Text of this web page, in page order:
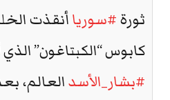
ثورة#سورياأنقذت
كابوس “الكبتاغون”
#بشار_الأسدالعالم،